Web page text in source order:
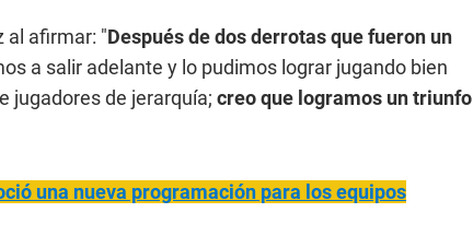
al afirmar: "Después de dos derrotas que fueron un
a salir adelante y lo pudimos lograr jugando bien
jugadores de jerarquía; creo que logramos un triunfo
una nueva programación para los equipos